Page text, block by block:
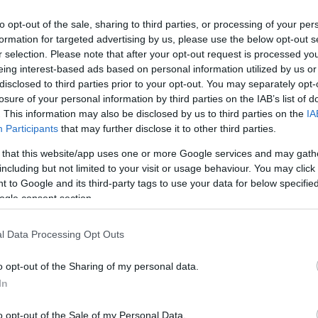
opt-out of the sale, sharing to third parties, or processing of your
for targeted advertising by us, please use the below opt-out
selection. Please note that after your opt-out request is processed
interest-based ads based on personal information utilized by us
to third parties prior to your opt-out. You may separately
of your personal information by third parties on the IAB’s list of
This information may also be disclosed by us to third parties on the
Participants that may further disclose it to other third parties.
that this website/app uses one or more Google services and may
but not limited to your visit or usage behaviour. You may
to Google and its third-party tags to use your data for below
consent section.
Data Processing Opt Outs
opt-out of the Sharing of my personal data.
opt-out of the Sale of my Personal Data.
kattintással mi is segíthetünk, hogy
Szolnokra kerüljön az egyik felajánlás.
TOVÁBB OLVASOM
, kórház,szavazás
kinéz
A fideszes politikus nem aprózta el a